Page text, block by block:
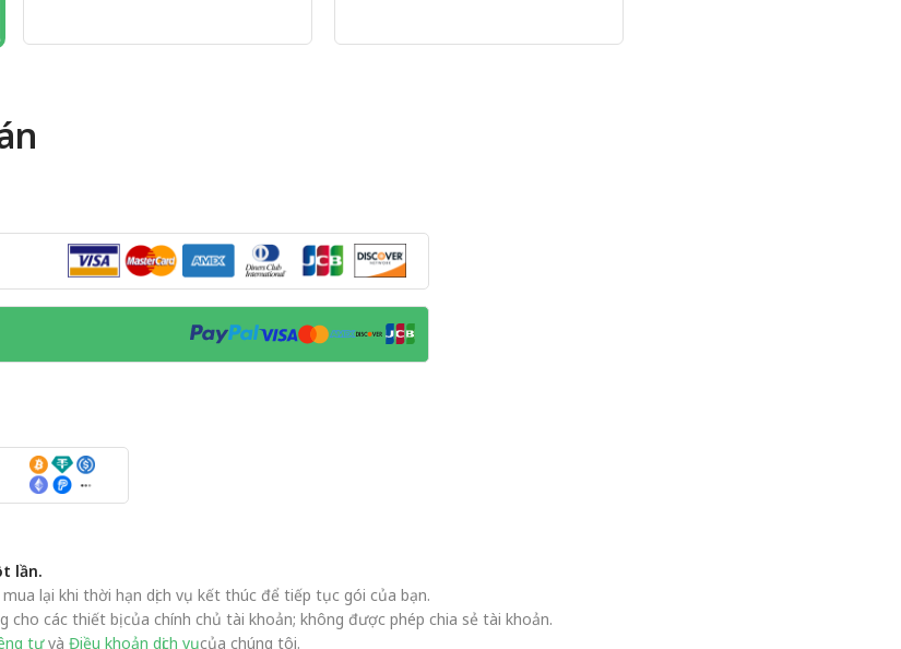
lần.
lại khi thời hạn dịch vụ kết thúc để tiếp tục gói của bạn.
các thiết bị của chính chủ tài khoản; không được phép chia sẻ tài khoản.
tưvà Điều khoản dịch vụcủa chúng tôi.